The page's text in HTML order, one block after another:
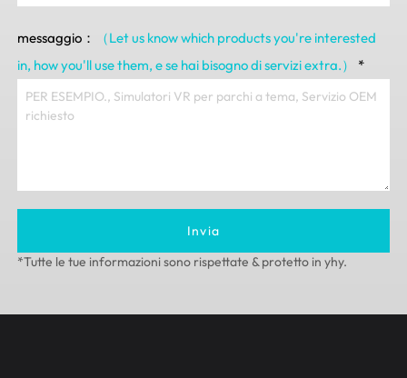
messaggio：
（Let us know which products you're interested
in, how you'll use them, e se hai bisogno di servizi extra.） *
Invia
*Tutte le tue informazioni sono rispettate & protetto in yhy.